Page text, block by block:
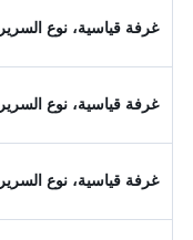
غرفة قياسية، نوع
غرفة قياسية، نوع
غرفة قياسية، نوع